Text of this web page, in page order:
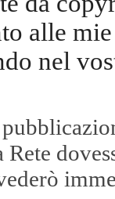
alle
nel
Rete